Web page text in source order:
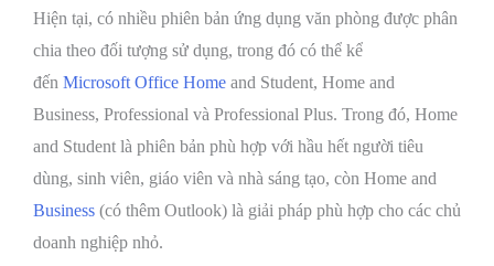
Hiện tại, có nhiều phiên bản ứng dụng văn phòng được phân
chia theo đối tượng sử dụng, trong đó có thể kể
đến Microsoft Office Home and Student, Home and
Business, Professional và Professional Plus. Trong đó, Home
and Student là phiên bản phù hợp với hầu hết người tiêu
dùng, sinh viên, giáo viên và nhà sáng tạo, còn Home and
Business (có thêm Outlook) là giải pháp phù hợp cho các chủ
doanh nghiệp nhỏ.